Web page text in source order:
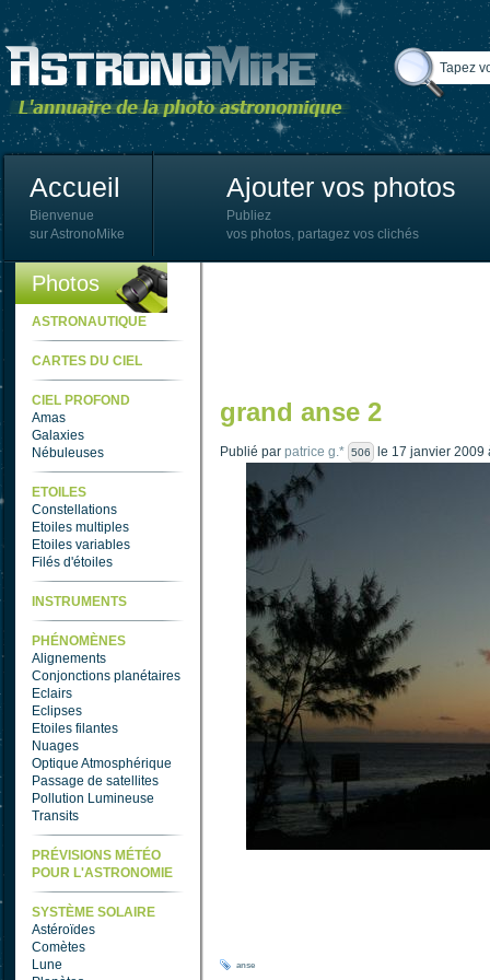
Accueil
Bienvenue
sur AstronoMike
Ajouter vos photos
Publiez
vos photos, partagez vos clichés
Photos
ASTRONAUTIQUE
CARTES DU CIEL
CIEL PROFOND
Amas
Galaxies
Nébuleuses
ETOILES
Constellations
Etoiles multiples
Etoiles variables
Filés d'étoiles
INSTRUMENTS
PHÉNOMÈNES
Alignements
Conjonctions planétaires
Eclairs
Eclipses
Etoiles filantes
Nuages
Optique Atmosphérique
Passage de satellites
Pollution Lumineuse
Transits
PRÉVISIONS MÉTÉO
POUR L'ASTRONOMIE
SYSTÈME SOLAIRE
Astéroïdes
Comètes
Lune
grand anse 2
Publié par patrice g.* 506 le 17 janvier 2009
anse